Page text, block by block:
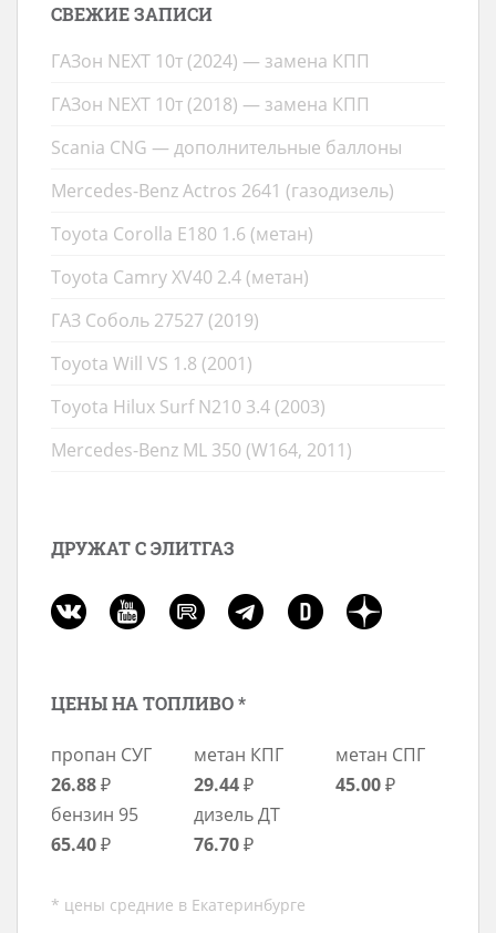
СВЕЖИЕ ЗАПИСИ
ГАЗон NEXT 10т (2024) — замена КПП
ГАЗон NEXT 10т (2018) — замена КПП
Scania CNG — дополнительные баллоны
Mercedes-Benz Actros 2641 (газодизель)
Toyota Corolla E180 1.6 (метан)
Toyota Camry XV40 2.4 (метан)
ГАЗ Соболь 27527 (2019)
Toyota Will VS 1.8 (2001)
Toyota Hilux Surf N210 3.4 (2003)
Mercedes-Benz ML 350 (W164, 2011)
ДРУЖАТ С ЭЛИТГАЗ
ЦЕНЫ НА ТОПЛИВО *
пропан СУГ
26.88₽
метан КПГ
29.44₽
метан СПГ
45.00₽
бензин 95
65.40₽
дизель ДТ
76.70₽
* цены средние в Екатеринбурге